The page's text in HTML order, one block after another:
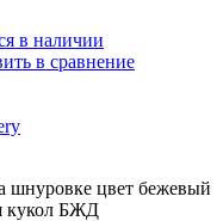
в наличии
в сравнение
шнуровке цвет бежевый
кукол БЖД